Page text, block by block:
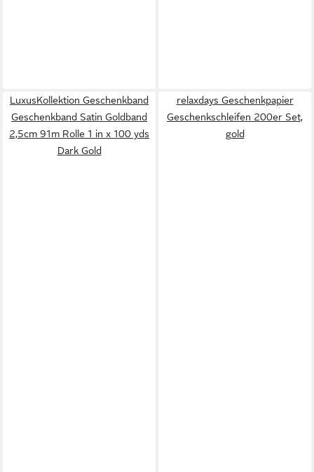
LuxusKollektion Geschenkband
Geschenkband Satin Goldband
2,5cm 91m Rolle 1 in x 100 yds
Dark Gold
relaxdays Geschenkpapier
Geschenkschleifen 200er Set,
gold